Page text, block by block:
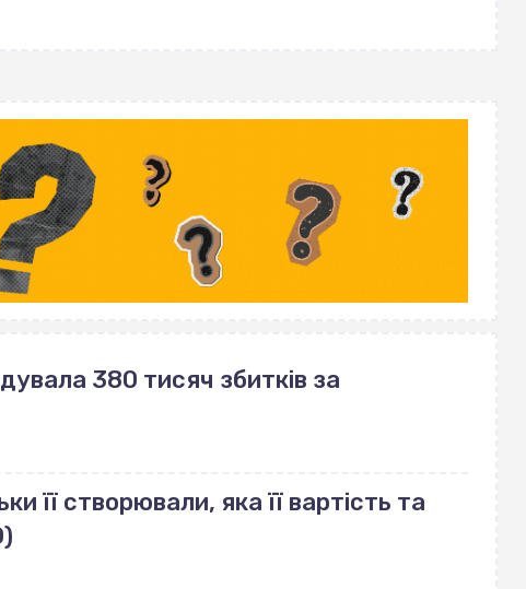
380 тисяч збитків за
її створювали, яка її вартість та